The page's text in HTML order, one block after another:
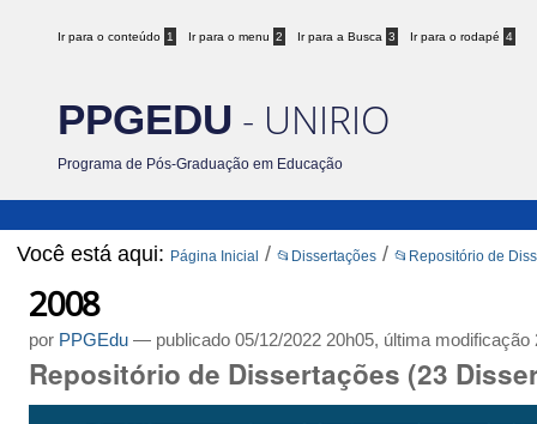
Ir para o conteúdo 1 Ir para o menu 2 Ir para a Busca 3 Ir para o rodapé 4
PPGEDU - UNIRIO
Programa de Pós-Graduação em Educação
Você está aqui: Página Inicial /📂Dissertações /📂Repositório de
2008
por PPGEdu — publicado 05/12/2022 20h05, última modificação
Repositório de Dissertações (23